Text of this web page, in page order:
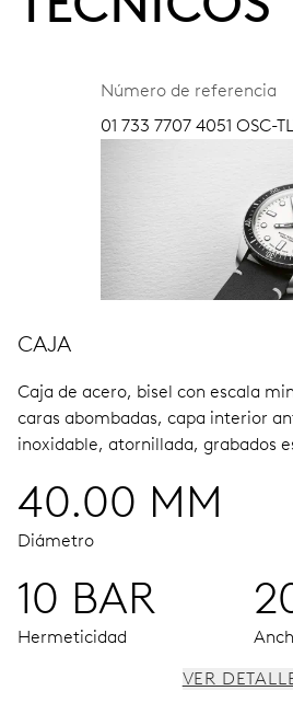
Número de referencia
01 733 7707 4051 OSC-
CAJA
Caja de acero, bisel con escala
caras abombadas, capa interior
inoxidable, atornillada, grabados
40.00 MM
Diámetro
10 BAR
Hermeticidad
VER